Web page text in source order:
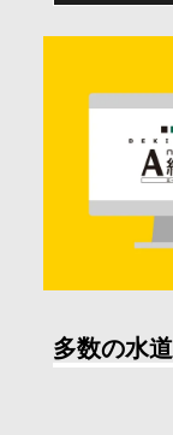
資料請求
サイト
多数の水